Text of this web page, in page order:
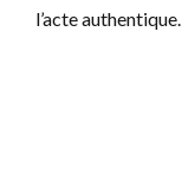
l’acte authentique.